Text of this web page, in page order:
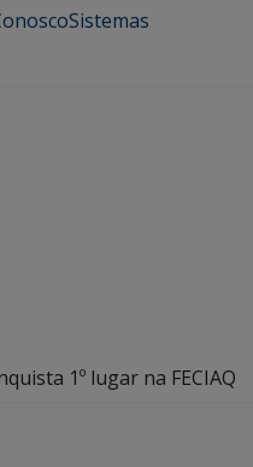
Sistemas
1º lugar na FECIAQ